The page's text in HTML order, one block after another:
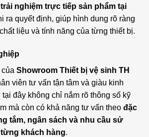
trải nghiệm trực tiếp sản phẩm tại
ra quyết định, giúp hình dung rõ ràng
liệu và tính năng của từng thiết bị.
Showroom Thiết bị vệ sinh TH
viên tư vấn tận tâm và giàu kinh
đây không chỉ nắm rõ thông số kỹ
mà còn có khả năng tư vấn theo đặc
tắm, ngân sách và nhu cầu sử
khách hàng.